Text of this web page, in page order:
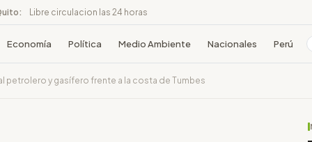
Libre circulacion las 24 horas
Economía Política Medio Ambiente Nacionales Perú
y gasífero frente a la costa de Tumbes